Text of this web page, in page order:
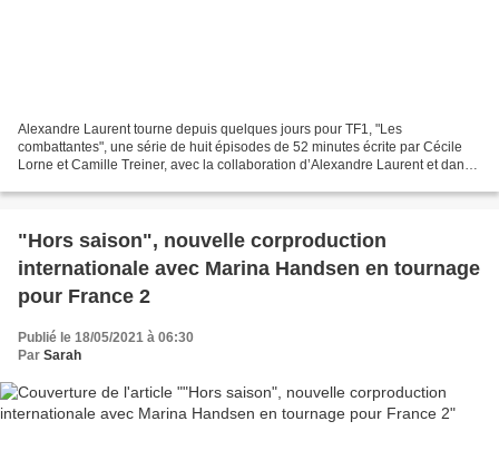
Alexandre Laurent tourne depuis quelques jours pour TF1, "Les
combattantes", une série de huit épisodes de 52 minutes écrite par Cécile
Lorne et Camille Treiner, avec la collaboration d’Alexandre Laurent et dans
"Hors saison", nouvelle corproduction
internationale avec Marina Handsen en tournage
pour France 2
Publié le 18/05/2021 à 06:30
Par Sarah